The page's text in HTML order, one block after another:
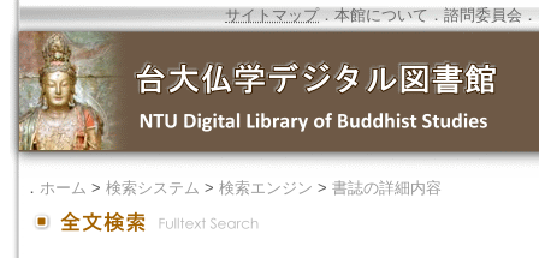
サイトマップ．本館について ． 諮問委員会 ．
． ホーム > 検索システム > 検索エンジン > 書誌の詳細内容